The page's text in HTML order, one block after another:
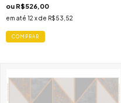
ou R$526,00
em até 12 x de R$53,52
COMPRAR